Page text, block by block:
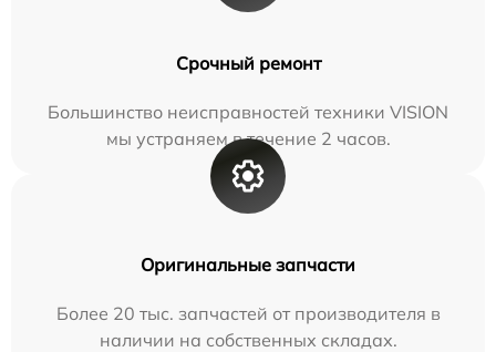
Срочный ремонт
Большинство неисправностей техники VISION
мы устраняем в течение 2 часов.
Оригинальные запчасти
Более 20 тыс. запчастей от производителя в
наличии на собственных складах.